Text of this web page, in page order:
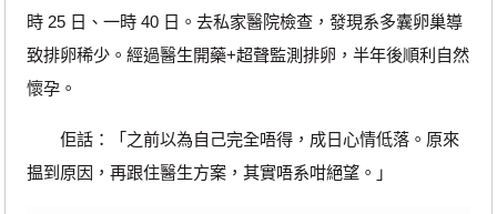
時 25 日、一時 40 日。去私家醫院檢查，發現系多囊卵巢導
致排卵稀少。經過醫生開藥+超聲監測排卵，半年後順利自然
懷孕。
佢話：「之前以為自己完全唔得，成日心情低落。原來
揾到原因，再跟住醫生方案，其實唔系咁絕望。」